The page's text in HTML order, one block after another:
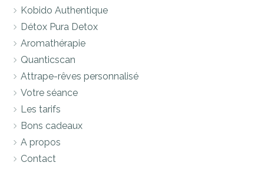
Kobido Authentique
Détox Pura Detox
Aromathérapie
Quanticscan
Attrape-rêves personnalisé
Votre séance
Les tarifs
Bons cadeaux
A propos
Contact